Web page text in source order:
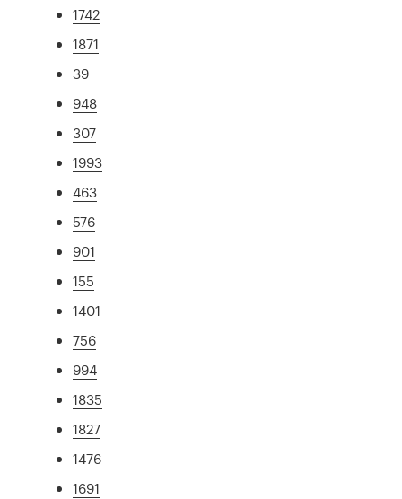
1742
1871
39
948
307
1993
463
576
901
155
1401
756
994
1835
1827
1476
1691